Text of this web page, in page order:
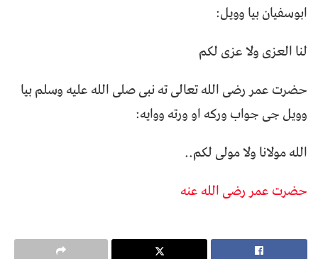
ابوسفیان بیا وویل:
لنا العزی ولا عزی لکم
حضرت عمر رضی الله تعالی ته نبی صلی الله علیه وسلم بیا
وویل جی جواب ورکه او ورته ووایه:
الله مولانا ولا مولی لکم..
حضرت عمر رضی الله عنه